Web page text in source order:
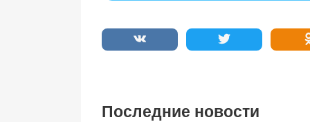
Последние новости